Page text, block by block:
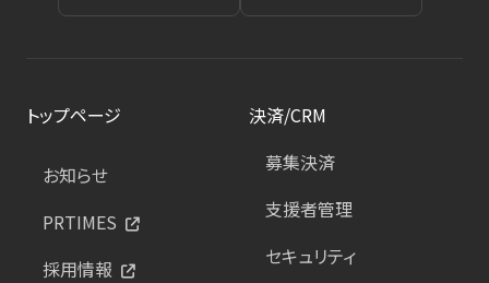
トップページ
お知らせ
PRTIMES
採用情報
決済/CRM
募集決済
支援者管理
セキュリティ